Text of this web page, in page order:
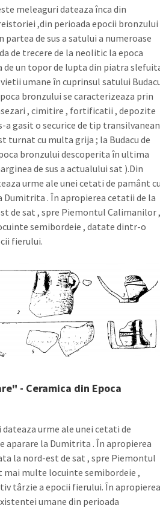
meleaguri dateaza înca din
,din perioada epocii bronzului
de sus a satului a numeroase
de trecere de la neolitic la epoca
un topor de lupta din piatra
umane în cuprinsul satului
bronzului se caracterizeaza prin
, cimitire , fortificatii , depozite
a gasit o securice de tip
turnat cu multa grija ; la Budacu de
bronzului descoperita în ultima
de sus a actualului sat ).Din
urme ale unei cetati de pamânt
Dumitrita . În apropierea cetatii de la
de sat , spre Piemontul Calimanilor ,
semibordeie , datate dintr-o
fierului.
- Ceramica din Epoca
urme ale unei cetati de
aparare la Dumitrita . În apropierea
la nord-est de sat , spre Piemontul
multe locuinte semibordeie ,
târzie a epocii fierului. În apropierea
umane din perioada